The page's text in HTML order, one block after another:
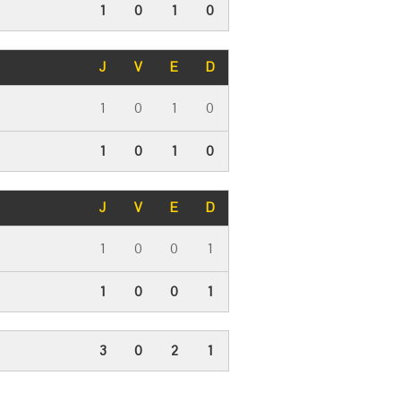
1 0 1 0
J V E D
1 0 1 0
1 0 1 0
J V E D
1 0 0 1
1 0 0 1
3 0 2 1